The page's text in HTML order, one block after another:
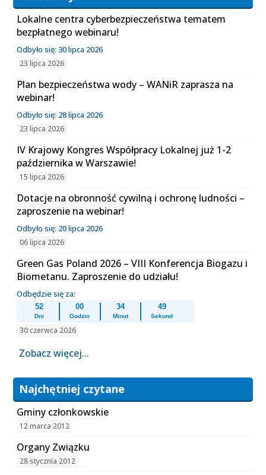
Lokalne centra cyberbezpieczeństwa tematem
bezpłatnego webinaru!
Odbyło się: 30 lipca 2026
23 lipca 2026
Plan bezpieczeństwa wody – WANiR zaprasza na
webinar!
Odbyło się: 28 lipca 2026
23 lipca 2026
IV Krajowy Kongres Współpracy Lokalnej już 1-2
października w Warszawie!
15 lipca 2026
Dotacje na obronność cywilną i ochronę ludności –
zaproszenie na webinar!
Odbyło się: 20 lipca 2026
06 lipca 2026
Green Gas Poland 2026 – VIII Konferencja Biogazu i
Biometanu. Zaproszenie do udziału!
Odbędzie się za:
52
Dni
00
Godzin
34
Minut
49
Sekund
30 czerwca 2026
Zobacz więcej...
Najchętniej czytane
Gminy członkowskie
12 marca 2012
Organy Związku
28 stycznia 2012